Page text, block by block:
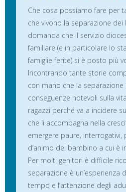
Che cosa possiamo fare per
che vivono la separazione dei
domanda che il servizio
familiare (e in particolare lo
famiglie ferite) si è posto più
Incontrando tante storie
con mano che la separazione
conseguenze notevoli sulla
ragazzi perché va a incidere
che li accompagna nella
emergere paure, interrogativi,
d’animo del bambino a cui è
Per molti genitori è difficile
separazione è un’esperienza
tempo e l’attenzione degli